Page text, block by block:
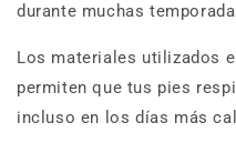
durante muchas
Los materiales utilizados
permiten que tus pies
incluso en los días más